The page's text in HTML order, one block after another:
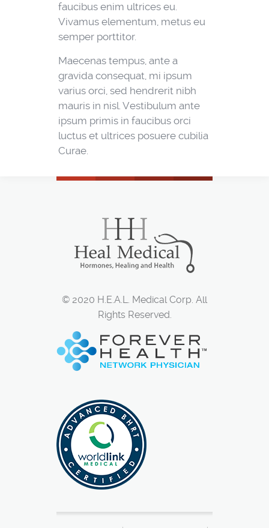
faucibus enim ultrices eu.
Vivamus elementum, metus eu
semper porttitor.
Maecenas tempus, ante a
gravida consequat, mi ipsum
varius orci, sed hendrerit nibh
mauris in nisl. Vestibulum ante
ipsum primis in faucibus orci
luctus et ultrices posuere cubilia
Curae.
© 2020 H.E.A.L. Medical Corp. All
Rights Reserved.